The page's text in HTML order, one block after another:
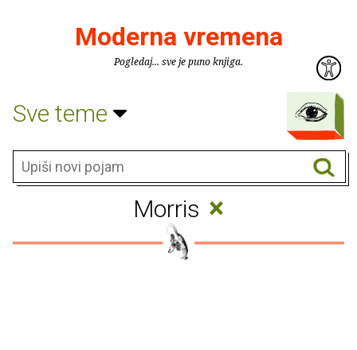
Moderna vremena
Pogledaj... sve je puno knjiga.
Sve teme
Morris ×